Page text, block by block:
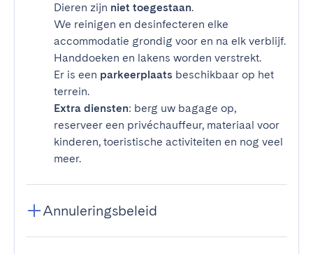
Dieren zijn niet toegestaan.
We reinigen en desinfecteren elke
accommodatie grondig voor en na elk verblijf.
Handdoeken en lakens worden verstrekt.
Er is een parkeerplaats beschikbaar op het
terrein.
Extra diensten: berg uw bagage op,
reserveer een privéchauffeur, materiaal voor
kinderen, toeristische activiteiten en nog veel
meer.
Annuleringsbeleid